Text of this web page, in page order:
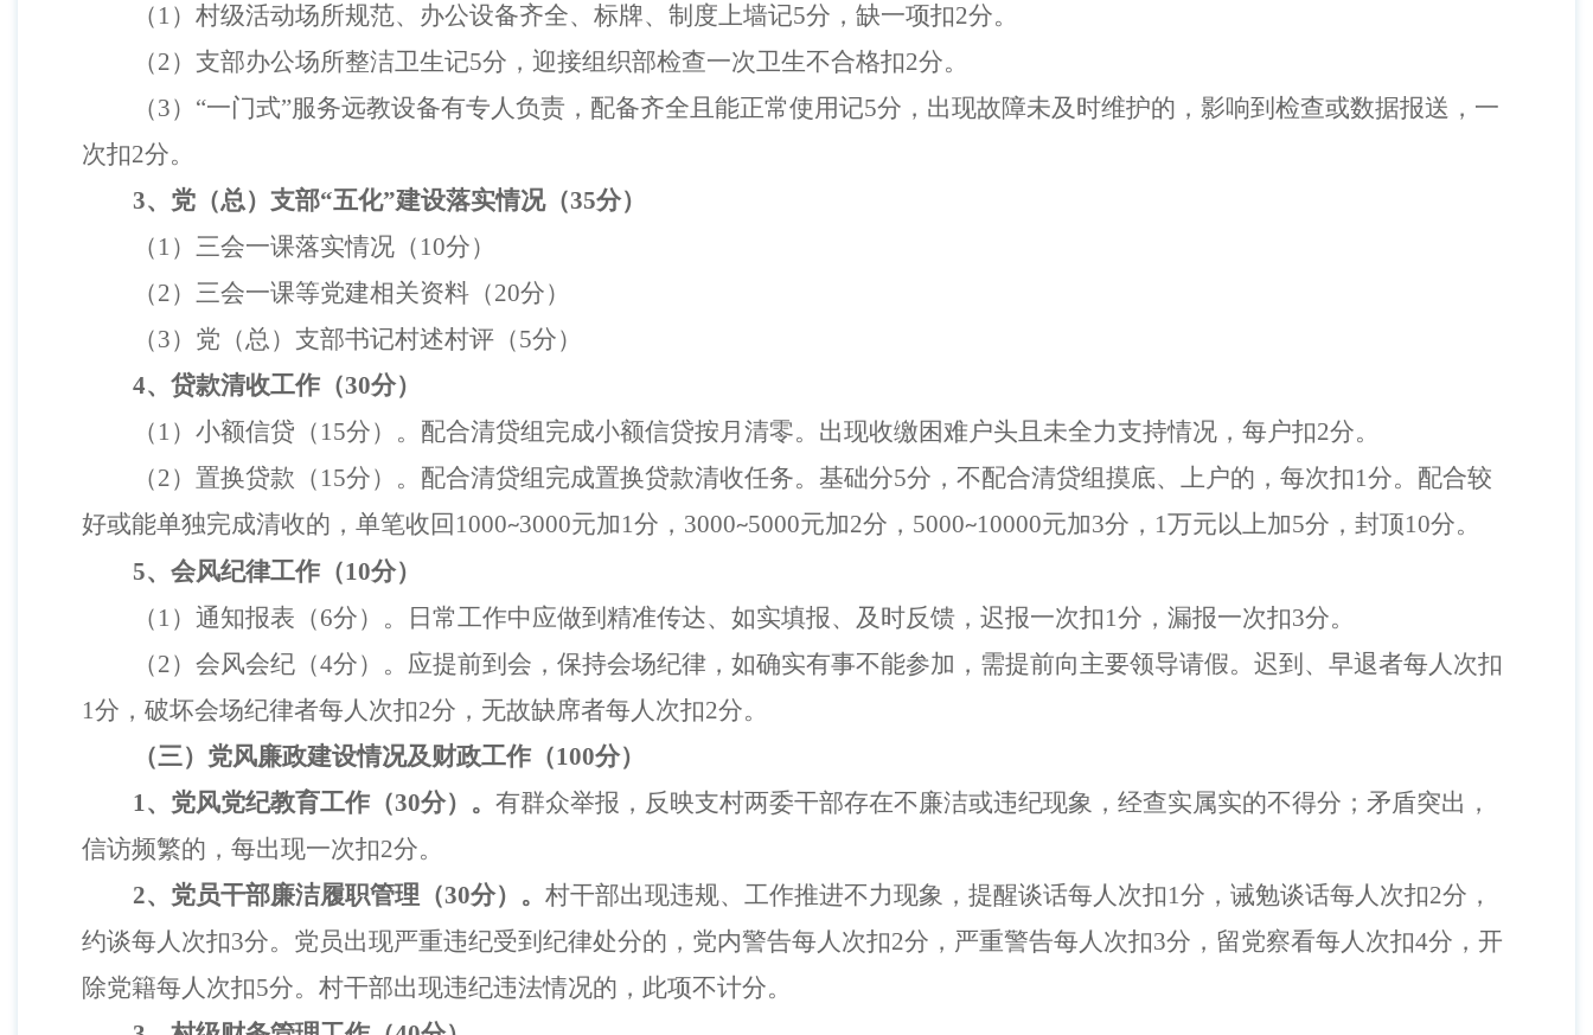
（ 1 ）村级活动场所规范、办公设备齐全、标牌、制度上墙记5分，缺一项扣2分。
（2）支部办公场所整洁卫生记5分 ，迎接组织部检查一次卫生不合格扣2分。
（3） “一门式”服务远教设备有专人负责， 配备齐全且能正常使用记5分， 出现故障未及时维护的，影响到检查或数据报送，一
次扣2分。
3、党（总）支部“五化”建设落实情况（35分）
（ 1 ）三会一课落实情况（ 10分）
（2）三会一课等党建相关资料（20分）
（3）党（总）支部书记村述村评（5分）
4、贷款清收工作（30分）
（ 1 ） 小额信贷 （ 15分）。 配合清贷组完成小额信贷按月清零。 出现收缴困难户头且未全力支持情况，每户扣2分。
（2） 置换贷款 （ 15分）。 配合清贷组完成置换贷款清收任务。基础分5分， 不配合清贷组摸底、上户的，每次扣1分。配合较
好或能单独完成清收的，单笔收回 1000~3000元加1分， 3000~5000元加2分， 5000~10000元加3分， 1万元以上加5分，封顶10分。
5、 会风纪律工作（10分）
（ 1 ） 通知报表（6分）。日常工作中应做到精准传达、如实填报、及时反馈，迟报一次扣1分，漏报一次扣3分。
（2） 会风会纪（4分）。应提前到会，保持会场纪律，如确实有事不能参加，需提前向主要领导请假。迟到、早退者每人次扣
1分，破坏会场纪律者每人次扣2分，无故缺席者每人次扣2分。
（三）党风廉政建设情况及财政工作（100分）
1、党风党纪教育工作（30分）。 有群众举报， 反映支村两委干部存在不廉洁或违纪现象， 经查实属实的不得分； 矛盾突出，
信访频繁的，每出现一次扣2分。
2、党员干部廉洁履职管理（30分）。 村干部出现违规、工作推进不力现象，提醒谈话每人次扣1分，诫勉谈话每人次扣2分，
约谈每人次扣3分。党员出现严重违纪受到纪律处分的，党内警告每人次扣2分，严重警告每人次扣3分，留党察看每人次扣4分，开
除党籍每人次扣5分。 村干部出现违纪违法情况的，此项不计分。